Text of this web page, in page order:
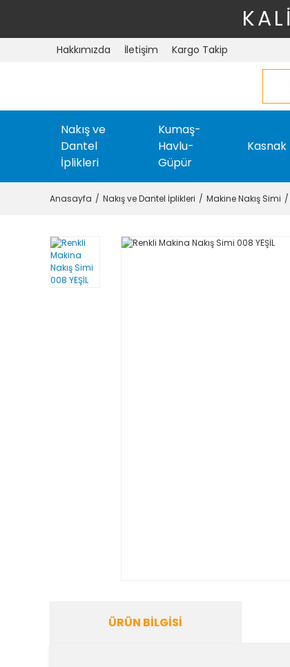
Hakkımızda İletişim Kargo Takip
Nakış ve
Dantel
İplikleri
Kumaş-
Havlu-
Güpür
Kasnak
Anasayfa Nakış ve Dantel İplikleri Makine Nakış Simi
ÜRÜN BILGISI